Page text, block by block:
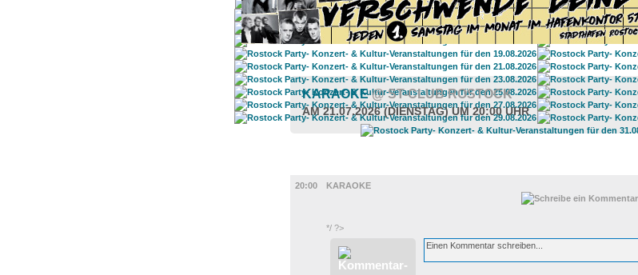
KARAOKE@ ST-CLUB ROSTOCK
AM 21.07.2026 (DIENSTAG) UM 20:00 UHR
20:00
KARAOKE
*/ ?>